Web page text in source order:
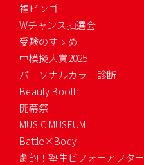
福ビンゴ
Wチャンス抽選会
受験のすゝめ
中模擬大賞2025
パーソナルカラー診断
Beauty Booth
開幕祭
MUSIC MUSEUM
Battle×Body
劇的！塾生ビフォーアフター